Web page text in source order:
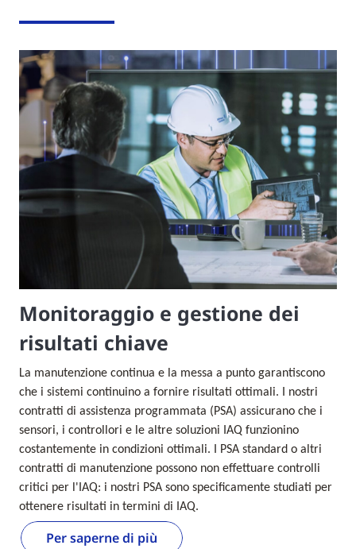
Monitoraggio e gestione dei
risultati chiave
La manutenzione continua e la messa a punto garantiscono
che i sistemi continuino a fornire risultati ottimali. I nostri
contratti di assistenza programmata (PSA) assicurano che i
sensori, i controllori e le altre soluzioni IAQ funzionino
costantemente in condizioni ottimali. I PSA standard o altri
contratti di manutenzione possono non effettuare controlli
critici per l'IAQ: i nostri PSA sono specificamente studiati per
ottenere risultati in termini di IAQ.
Per saperne di più